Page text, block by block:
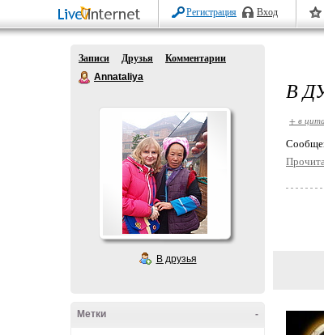
Регистрация Вход
Записи Друзья
Комментарии
Annataliya
В друзья
-
Метки
В
+ в